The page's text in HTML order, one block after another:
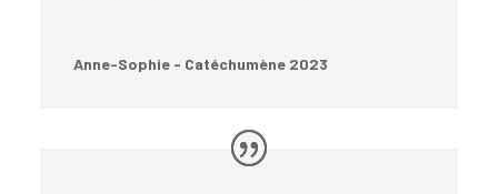
Anne-Sophie - Catéchumène 2023